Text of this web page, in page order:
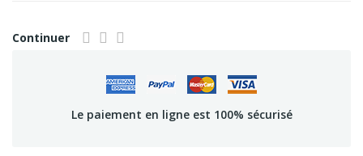
Continuer
Le paiement en ligne est 100% sécurisé